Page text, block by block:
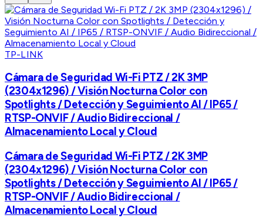
TP-LINK
Cámara de Seguridad Wi-Fi PTZ / 2K 3MP
(2304x1296) / Visión Nocturna Color con
Spotlights / Detección y Seguimiento AI / IP65 /
RTSP-ONVIF / Audio Bidireccional /
Almacenamiento Local y Cloud
Cámara de Seguridad Wi-Fi PTZ / 2K 3MP
(2304x1296) / Visión Nocturna Color con
Spotlights / Detección y Seguimiento AI / IP65 /
RTSP-ONVIF / Audio Bidireccional /
Almacenamiento Local y Cloud